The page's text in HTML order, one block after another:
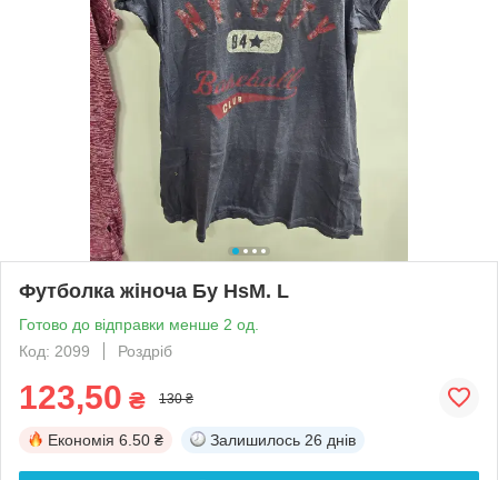
Футболка жіноча Бу HsM. L
Готово до відправки менше 2 од.
Код: 2099
Роздріб
123,50 ₴ 130 ₴
Економія 6.50 ₴ Залишилось 26 днів